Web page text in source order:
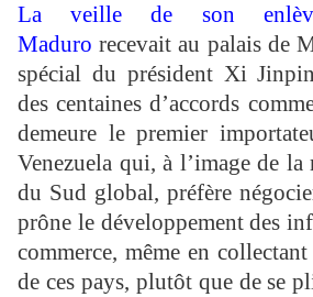
La veille de son
Maduro recevait au palais de
spécial du président Xi
des centaines d’accords
demeure le premier
Venezuela qui, à l’image de la
du Sud global, préfère
prône le développement des
commerce, même en collectant
de ces pays, plutôt que de se